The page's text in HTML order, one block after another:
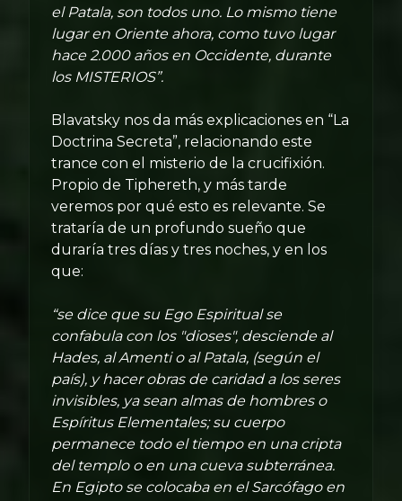
el Patala, son todos uno. Lo mismo tiene
lugar en Oriente ahora, como tuvo lugar
hace 2.000 años en Occidente, durante
los MISTERIOS”.
Blavatsky nos da más explicaciones en “La
Doctrina Secreta”, relacionando este
trance con el misterio de la crucifixión.
Propio de Tiphereth, y más tarde
veremos por qué esto es relevante. Se
trataría de un profundo sueño que
duraría tres días y tres noches, y en los
que:
“se dice que su Ego Espiritual se
confabula con los "dioses", desciende al
Hades, al Amenti o al Patala, (según el
país), y hacer obras de caridad a los seres
invisibles, ya sean almas de hombres o
Espíritus Elementales; su cuerpo
permanece todo el tiempo en una cripta
del templo o en una cueva subterránea.
En Egipto se colocaba en el Sarcófago en